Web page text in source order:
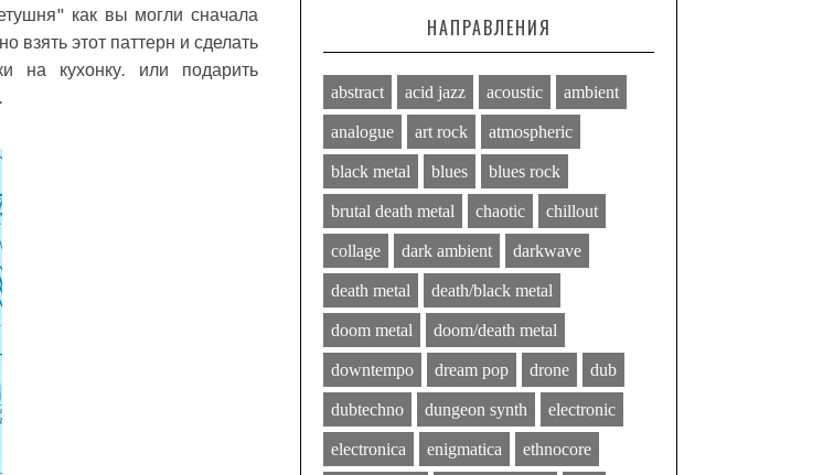
как вы могли сначала
взять этот паттерн и сделать
на кухонку. или подарить
НАПРАВЛЕНИЯ
abstract acid jazz acoustic ambient
analogue art rock atmospheric
black metal blues blues rock
brutal death metal chaotic chillout
collage dark ambient darkwave
death metal death/black metal
doom metal doom/death metal
downtempo dream pop drone dub
dubtechno dungeon synth electronic
electronica enigmatica ethnocore